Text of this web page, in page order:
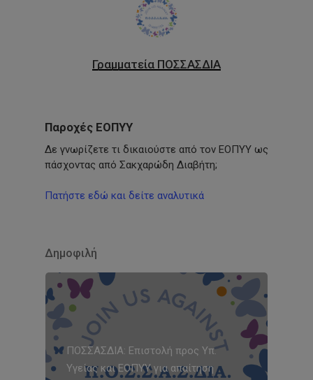
Γραμματεία ΠΟΣΣΑΣΔΙΑ
Παροχές ΕΟΠΥΥ
Δε γνωρίζετε τι δικαιούστε από τον ΕΟΠΥΥ ως
πάσχοντας από Σακχαρώδη Διαβήτη;
Πατήστε εδώ και δείτε αναλυτικά
Δημοφιλή
ΠΟΣΣΑΣΔΙΑ: Επιστολή προς Υπ.
Υγείας και ΕΟΠΥΥ για απαίτηση